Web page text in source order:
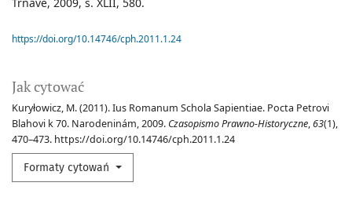
Jak cytować
Kuryłowicz, M. (2011). Ius Romanum Schola Sapientiae. Pocta Petrovi
Blahovi k 70. Narodeninám, 2009. Czasopismo Prawno-Historyczne,63(1),
470–473. https://doi.org/10.14746/cph.2011.1.24
Formaty cytowań
Trnave, 2009, s. XLII, 580.
https://doi.org/10.14746/cph.2011.1.24